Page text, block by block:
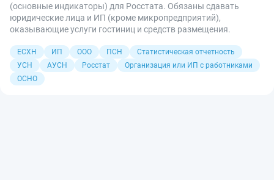
(основные индикаторы) для Росстата. Обязаны сдавать
юридические лица и ИП (кроме микропредприятий),
оказывающие услуги гостиниц и средств размещения.
ЕСХН ИП ООО ПСН
Статистическая отчетность
УСН
АУСН Росстат
Организация или ИП с работниками
ОСНО